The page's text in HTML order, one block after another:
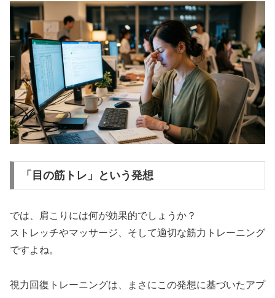
「目の筋トレ」という発想
では、肩こりには何が効果的でしょうか？
ストレッチやマッサージ、そして適切な筋力トレーニング
ですよね。
視力回復トレーニングは、まさにこの発想に基づいたアプ